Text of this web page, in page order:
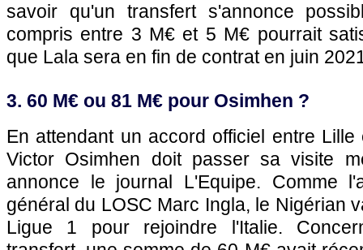
savoir qu'un transfert s'annonce
compris entre 3 M€ et 5 M€ pourrait
que Lala sera en fin de contrat en juin
3. 60 M€ ou 81 M€ pour Osimhen ?
En attendant un accord officiel entre Lille
Victor Osimhen doit passer sa visite
annonce le journal L'Equipe. Comme
général du LOSC Marc Ingla, le Nigérian
Ligue 1 pour rejoindre l'Italie.